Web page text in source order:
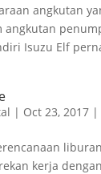
angkutan
angkutan
Isuzu Elf
| Oct 23, 2017|
kerja